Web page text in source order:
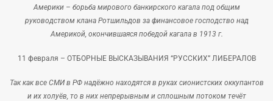
Америки – борьба мирового банкирского кагала под общим
руководством клана Ротшильдов за финансовое господство над
Америкой, окончившаяся победой кагала в 1913 г.
11 февраля – ОТБОРНЫЕ ВЫСКАЗЫВАНИЯ “РУССКИХ” ЛИБЕРАЛОВ
Так как все СМИ в РФ надёжно находятся в руках сионистских оккупантов
и их холуёв, то в них непрерывным и сплошным потоком течёт